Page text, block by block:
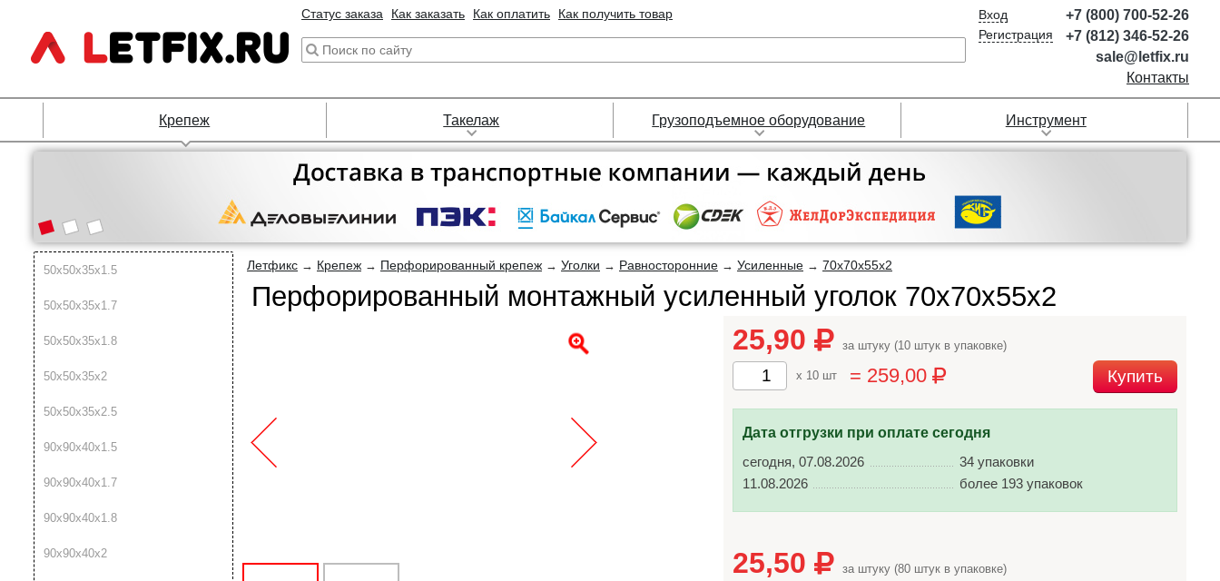
Статус заказа Как заказать Как оплатить Как получить товар
Вход
Регистрация
+7 (800) 700-52-26
+7 (812) 346-52-26
sale@letfix.ru
Контакты
Крепеж Такелаж Грузоподъемное оборудование Инструмент
50х50х35х1.5
50х50х35х1.7
50х50х35х1.8
50х50х35х2
50х50х35х2.5
90х90х40х1.5
90х90х40х1.7
90х90х40х1.8
90х90х40х2
Летфикс → Крепеж → Перфорированный крепеж → Уголки → Равносторонние → Усиленные → 70х70х55х2
Перфорированный монтажный усиленный уголок 70х70х55х2
25,90 за штуку (10 штук в упаковке)
x 10 шт = 259,00 Купить
Дата отгрузки при оплате сегодня
сегодня, 07.08.2026
34 упаковки
11.08.2026
более 193 упаковок
25,50 за штуку (80 штук в упаковке)